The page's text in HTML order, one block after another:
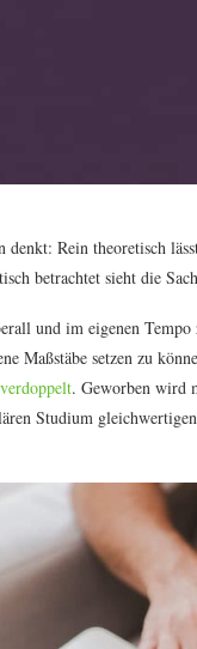
Rein theoretisch
betrachtet sieht die
und im eigenen
Maßstäbe setzen zu
. Geworben wird
Studium